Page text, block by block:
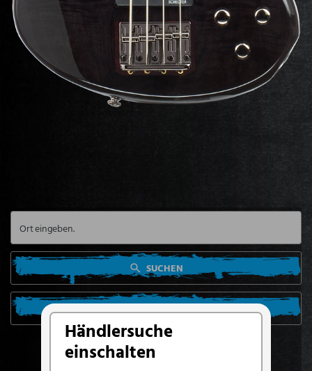
Händlersuche
einschalten
SUCHEN
SUCHE VON MEINEM STANDORT AUS